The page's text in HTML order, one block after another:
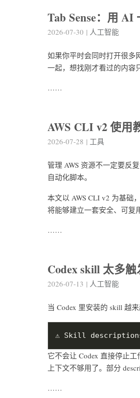
Tab Sense：用
2026-07-30 | 人工智能
如果你平时会同时打开很多
一起，想找刚才看过的内容
……
AWS CLI v2 使用
2026-07-28 | 工具
管理 AWS 资源不一定要反
自动化脚本。
本文以 AWS CLI v2 为基础
将能够建立一套安全、可复
……
Codex skill 太多
2026-07-13 | 人工智能
当 Codex 里安装的 skill 越
它不会让 Codex 直接停止
上下文不够用了。部分
……